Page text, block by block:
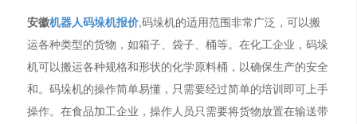
安徽机器人码垛机报价,码垛机的适用范围非常广泛，可以搬
运各种类型的货物，如箱子、袋子、桶等。在化工企业，码垛
机可以搬运各种规格和形状的化学原料桶，以确保生产的安全
和。码垛机的操作简单易懂，只需要经过简单的培训即可上手
操作。在食品加工企业，操作人员只需要将货物放置在输送带